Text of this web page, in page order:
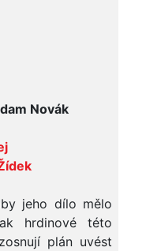
Novák
jeho dílo mělo
hrdinové této
plán uvést